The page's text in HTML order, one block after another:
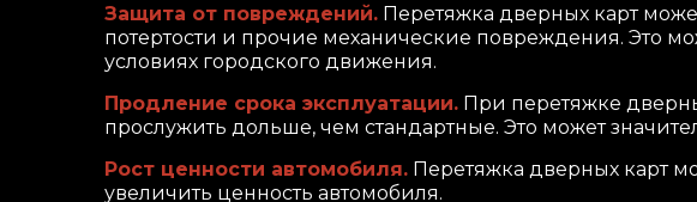
Защита от повреждений. Перетяжка дверных карт
потертости и прочие механические повреждения. Это
условиях городского движения.
Продление срока эксплуатации. При перетяжке
прослужить дольше, чем стандартные. Это может
Рост ценности автомобиля. Перетяжка дверных карт
увеличить ценность автомобиля.